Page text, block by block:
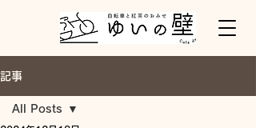
記事
All Posts